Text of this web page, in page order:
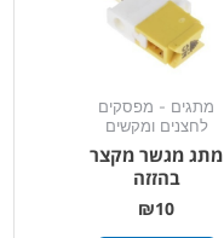
מתגים - מפסקים
לחצנים ומקשים
מתג מגשר מקצר
בהזזה
₪10